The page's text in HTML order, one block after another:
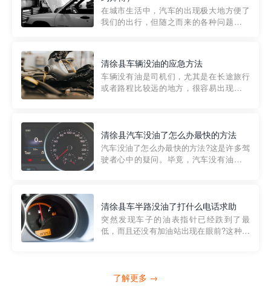
在城市生活中，汽车的出现极大地方便了
我们的出行，但随之而来的各种问题也让
紧急情况下，我们需要一种高效可靠的救
援方式。而这时，地库救援专...
清徐县车辆没油的应急方法
车辆没有油是司机们，尤其是在长途旅行
或者路程比较远的地方，很容易出现这种
的送油师傅，解决没油的紧急情况。 首
先，让我们来了解一下穿...
清徐县汽车没油了怎么办最快的方法
汽车没油了怎么办最快的方法?这是许多驾
驶者心中的疑问。毕竟，汽车没有油就无
越者小程序是一款专门解决汽车没油问题
的在线服务平台。通过...
清徐县车半路没油了打什么电话求助
突然发现车子的油表指针已经跌到了最
低，而且还没有加油站出现在眼前?这种情
打4006363122请求送油人员来帮助你。
了解更多 →